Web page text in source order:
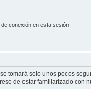
conexión en esta sesión
tomará solo unos pocos
de estar familiarizado